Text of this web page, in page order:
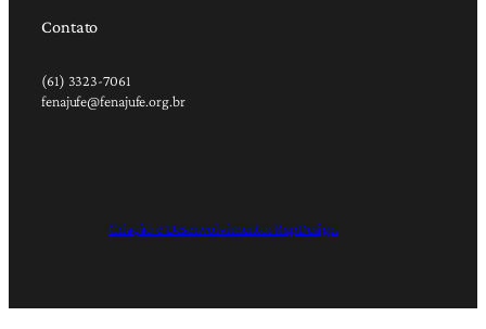
Contato
(61) 3323-7061
fenajufe@fenajufe.org.br
Criação e Desenvolvimento: RapDesign